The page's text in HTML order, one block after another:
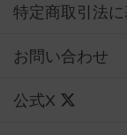
特定商取引法
お問い合わせ
公式X